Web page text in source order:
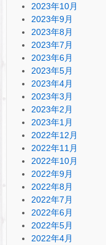
2023年10月
2023年9月
2023年8月
2023年7月
2023年6月
2023年5月
2023年4月
2023年3月
2023年2月
2023年1月
2022年12月
2022年11月
2022年10月
2022年9月
2022年8月
2022年7月
2022年6月
2022年5月
2022年4月